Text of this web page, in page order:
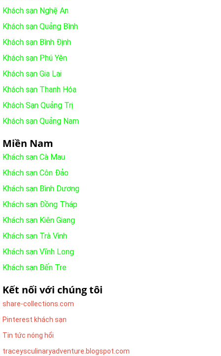
Khách sạn Nghệ An
Khách sạn Quảng Bình
Khách sạn Bình Định
Khách sạn Phú Yên
Khách sạn Gia Lai
Khách sạn Thanh Hóa
Khách Sạn Quảng Trị
Khách sạn Quảng Nam
Miền Nam
Khách sạn Cà Mau
Khách sạn Côn Đảo
Khách sạn Bình Dương
Khách sạn Đồng Tháp
Khách sạn Kiên Giang
Khách sạn Trà Vinh
Khách sạn Vĩnh Long
Khách sạn Bến Tre
Kết nối với chúng tôi
share-collections.com
Pinterest khách sạn
Tin tức nóng hổi
traceysculinaryadventure.blogspot.com